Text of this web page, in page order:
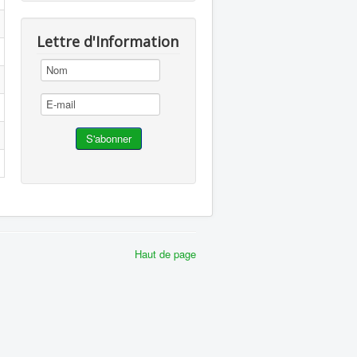
Lettre d'Information
Haut de page